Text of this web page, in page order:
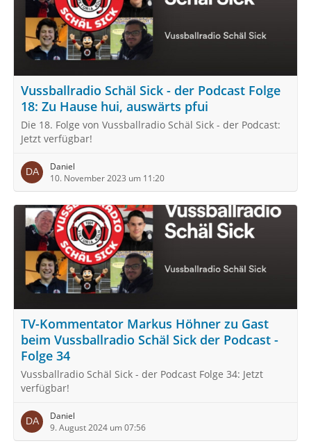
Vussballradio Schäl Sick - der Podcast Folge
18: Zu Hause hui, auswärts pfui
Die 18. Folge von Vussballradio Schäl Sick - der Podcast:
Jetzt verfügbar!
Daniel
10. November 2023 um 11:20
TV-Kommentator Markus Höhner zu Gast
beim Vussballradio Schäl Sick der Podcast -
Folge 34
Vussballradio Schäl Sick - der Podcast Folge 34: Jetzt
verfügbar!
Daniel
9. August 2024 um 07:56